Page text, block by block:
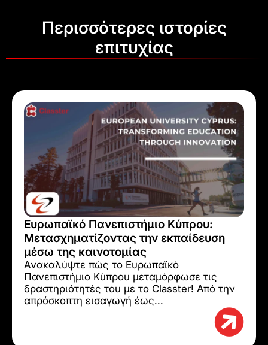
Περισσότερες ιστορίες
επιτυχίας
Ευρωπαϊκό Πανεπιστήμιο Κύπρου:
Μετασχηματίζοντας την εκπαίδευση
μέσω της καινοτομίας
Ανακαλύψτε πώς το Ευρωπαϊκό
Πανεπιστήμιο Κύπρου μεταμόρφωσε τις
δραστηριότητές του με το Classter! Από την
απρόσκοπτη εισαγωγή έως...